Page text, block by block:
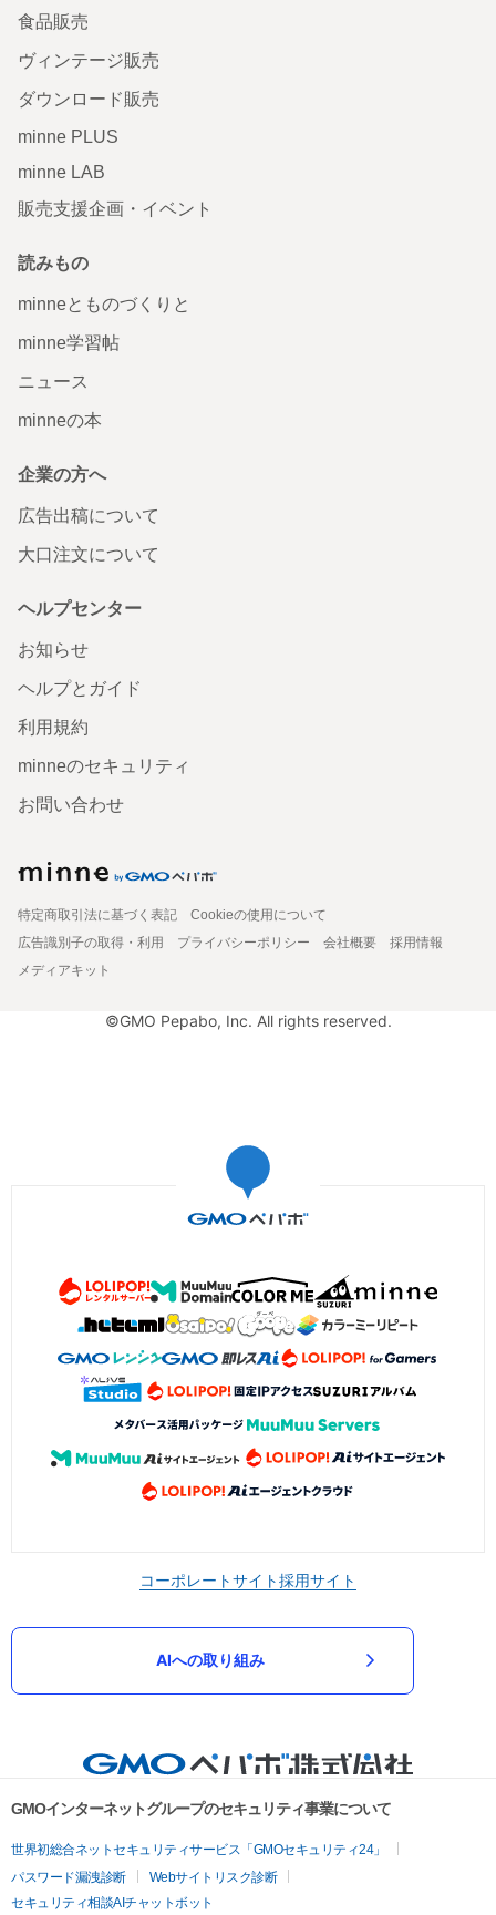
食品販売
ヴィンテージ販売
ダウンロード販売
minne PLUS
minne LAB
販売支援企画・イベント
読みもの
minneとものづくりと
minne学習帖
ニュース
minneの本
企業の方へ
広告出稿について
大口注文について
ヘルプセンター
お知らせ
ヘルプとガイド
利用規約
minneのセキュリティ
お問い合わせ
特定商取引法に基づく表記
Cookieの使用について
広告識別子の取得・利用
プライバシーポリシー 会社概要
採用情報
メディアキット
©GMO Pepabo, Inc. All rights reserved.
コーポレートサイト採用サイト
AIへの取り組み
GMOインターネットグループのセキュリティ事業について
世界初総合ネットセキュリティサービス「GMOセキュリティ24」
パスワード漏洩診断
Webサイトリスク診断
セキュリティ相談AIチャットボット